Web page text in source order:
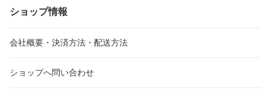
ショップ情報
会社概要・決済方法・配送方法
ショップへ問い合わせ